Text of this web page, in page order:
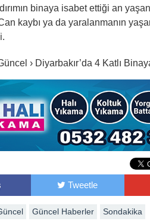
binaya isabet ettiği an
kaybı ya da yaralanmanın
› Diyarbakır’da 4 Katlı
Tweetle
Güncel Haberler Sondakika